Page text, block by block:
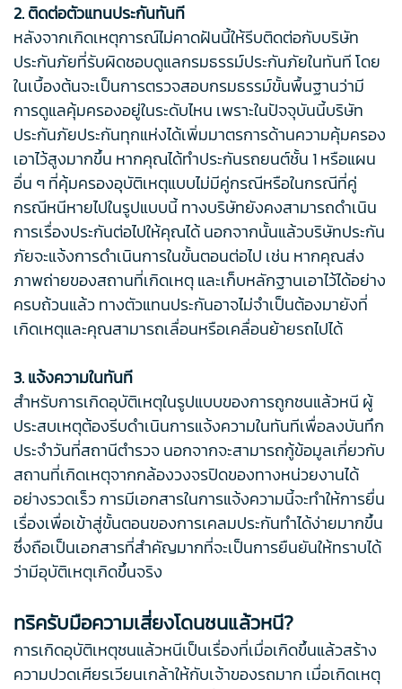
2. ติดต่อตัวแทนประกันทันที
หลังจากเกิดเหตุการณ์ไม่คาดฝันนี้ให้รีบติดต่อกับบริษัท
ประกันภัยที่รับผิดชอบดูแลกรมธรรม์ประกันภัยในทันที โดย
ในเบื้องต้นจะเป็นการตรวจสอบกรมธรรม์ขั้นพื้นฐานว่ามี
การดูแลคุ้มครองอยู่ในระดับไหน เพราะในปัจจุบันนี้บริษัท
ประกันภัยประกันทุกแห่งได้เพิ่มมาตรการด้านความคุ้มครอง
เอาไว้สูงมากขึ้น หากคุณได้ทำประกันรถยนต์ชั้น 1 หรือแผน
อื่น ๆ ที่คุ้มครองอุบัติเหตุแบบไม่มีคู่กรณีหรือในกรณีที่คู่
กรณีหนีหายไปในรูปแบบนี้ ทางบริษัทยังคงสามารถดำเนิน
การเรื่องประกันต่อไปให้คุณได้ นอกจากนั้นแล้วบริษัทประกัน
ภัยจะแจ้งการดำเนินการในขั้นตอนต่อไป เช่น หากคุณส่ง
ภาพถ่ายของสถานที่เกิดเหตุ และเก็บหลักฐานเอาไว้ได้อย่าง
ครบถ้วนแล้ว ทางตัวแทนประกันอาจไม่จำเป็นต้องมายังที่
เกิดเหตุและคุณสามารถเลื่อนหรือเคลื่อนย้ายรถไปได้
3. แจ้งความในทันที
สำหรับการเกิดอุบัติเหตุในรูปแบบของการถูกชนแล้วหนี ผู้
ประสบเหตุต้องรีบดำเนินการแจ้งความในทันทีเพื่อลงบันทึก
ประจำวันที่สถานีตำรวจ นอกจากจะสามารถกู้ข้อมูลเกี่ยวกับ
สถานที่เกิดเหตุจากกล้องวงจรปิดของทางหน่วยงานได้
อย่างรวดเร็ว การมีเอกสารในการแจ้งความนี้จะทำให้การยื่น
เรื่องเพื่อเข้าสู่ขั้นตอนของการเคลมประกันทำได้ง่ายมากขึ้น
ซึ่งถือเป็นเอกสารที่สำคัญมากที่จะเป็นการยืนยันให้ทราบได้
ว่ามีอุบัติเหตุเกิดขึ้นจริง
ทริครับมือความเสี่ยงโดนชนแล้วหนี?
การเกิดอุบัติเหตุชนแล้วหนีเป็นเรื่องที่เมื่อเกิดขึ้นแล้วสร้าง
ความปวดเศียรเวียนเกล้าให้กับเจ้าของรถมาก เมื่อเกิดเหตุ